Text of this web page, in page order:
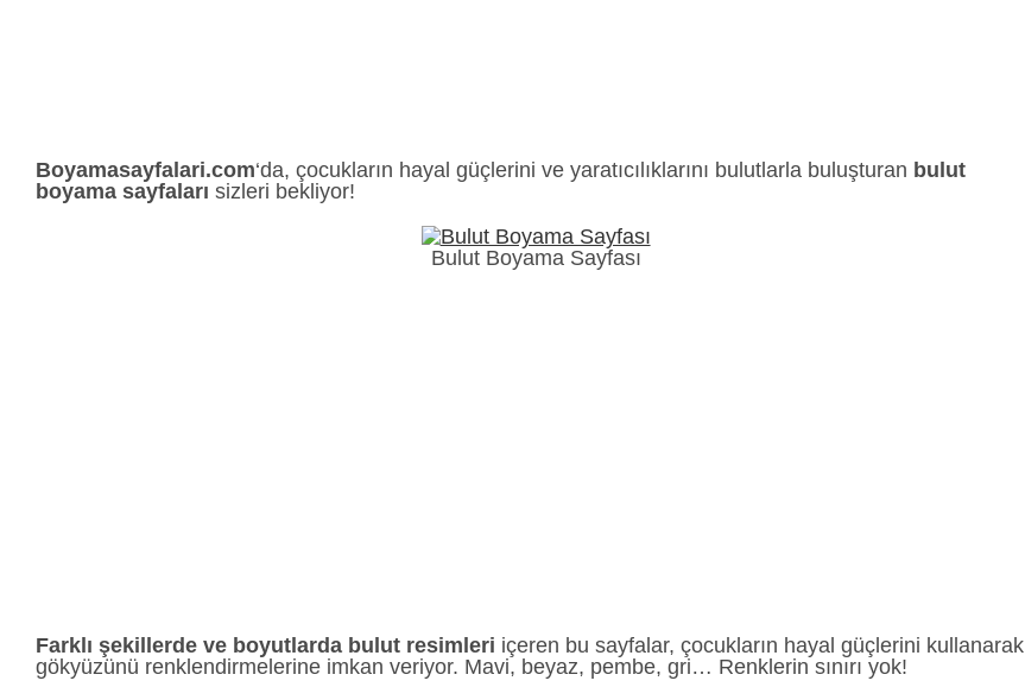
Boyamasayfalari.com‘da, çocukların hayal güçlerini ve yaratıcılıklarını bulutlarla buluşturan bulut
boyama sayfaları sizleri bekliyor!
Bulut Boyama Sayfası
Farklı şekillerde ve boyutlarda bulut resimleri içeren bu sayfalar, çocukların hayal güçlerini kullanarak
gökyüzünü renklendirmelerine imkan veriyor. Mavi, beyaz, pembe, gri… Renklerin sınırı yok!